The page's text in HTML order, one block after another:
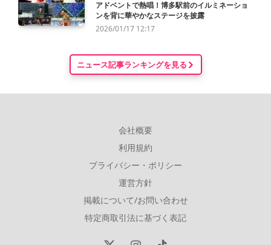
アドベントで熱唱！博多駅前のイルミネーショ
ンを背に華やかなステージを披露
2026/01/17 12:17
ニュース記事ランキングを見る
会社概要
利用規約
プライバシー・ポリシー
運営方針
掲載について/お問い合わせ
特定商取引法に基づく表記